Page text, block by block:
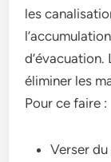
les
éliminer les
Pour ce faire :
Verser